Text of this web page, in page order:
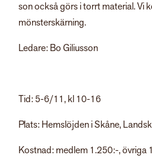
son också görs i torrt material. Vi
mönsterskärning.
Ledare: Bo Giliusson
Tid: 5-6/11, kl 10-16
Plats: Hemslöjden i Skåne,
Kostnad: medlem 1.250:-, övriga